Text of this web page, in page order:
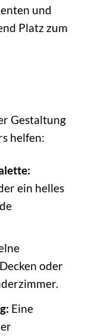
und
Platz zum
Gestaltung
helfen:
ein helles
oder
Eine